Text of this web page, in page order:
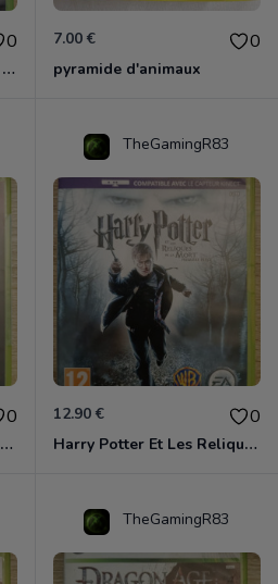
0
Dragon Ball Raging Blast 2 Xbox 360
7.00 € 0
pyramide d'animaux
0
Hellboy - The Science Of Evil Xbox 360
TheGamingR83
12.90 € 0
Harry Potter Et Les Reliques De La Mort - 1ère Partie Xbox 360
TheGamingR83